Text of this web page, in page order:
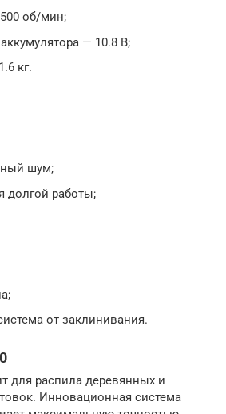
об/мин;
— 10.8 В;
кг.
шум;
долгой работы;
от заклинивания.
для распила деревянных и
Инновационная система